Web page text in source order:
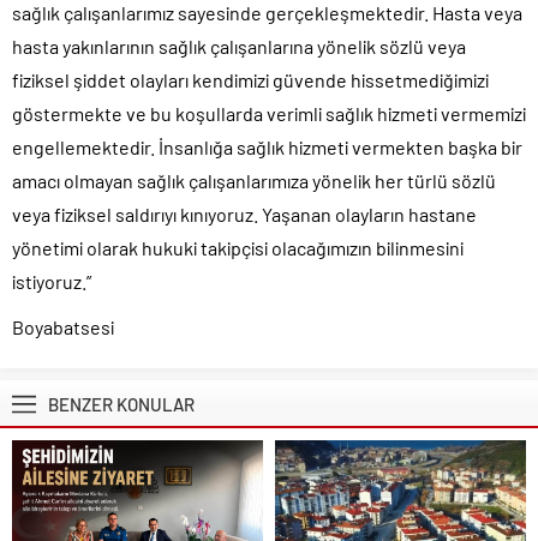
sağlık çalışanlarımız sayesinde gerçekleşmektedir. Hasta veya
hasta yakınlarının sağlık çalışanlarına yönelik sözlü veya
fiziksel şiddet olayları kendimizi güvende hissetmediğimizi
göstermekte ve bu koşullarda verimli sağlık hizmeti vermemizi
engellemektedir. İnsanlığa sağlık hizmeti vermekten başka bir
amacı olmayan sağlık çalışanlarımıza yönelik her türlü sözlü
veya fiziksel saldırıyı kınıyoruz. Yaşanan olayların hastane
yönetimi olarak hukuki takipçisi olacağımızın bilinmesini
istiyoruz.”
Boyabatsesi
BENZER KONULAR